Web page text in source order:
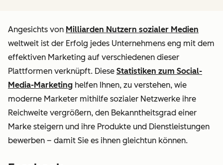
Angesichts von Milliarden Nutzern sozialer Medien
weltweit ist der Erfolg jedes Unternehmens eng mit dem
effektiven Marketing auf verschiedenen dieser
Plattformen verknüpft. Diese Statistiken zum Social-
Media-Marketing helfen Ihnen, zu verstehen, wie
moderne Marketer mithilfe sozialer Netzwerke ihre
Reichweite vergrößern, den Bekanntheitsgrad einer
Marke steigern und ihre Produkte und Dienstleistungen
bewerben – damit Sie es ihnen gleichtun können.